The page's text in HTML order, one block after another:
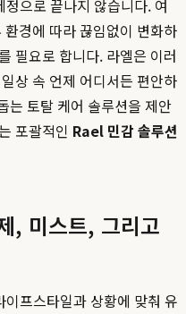
으로 끝나지 않습니다. 여
경에 따라 끊임없이 변화하
필요로 합니다. 라엘은 이러
상 속 언제 어디서든 편안하
는 토탈 케어 솔루션을 제안
포괄적인 Rael 민감 솔루션
, 미스트, 그리고
프스타일과 상황에 맞춰 유